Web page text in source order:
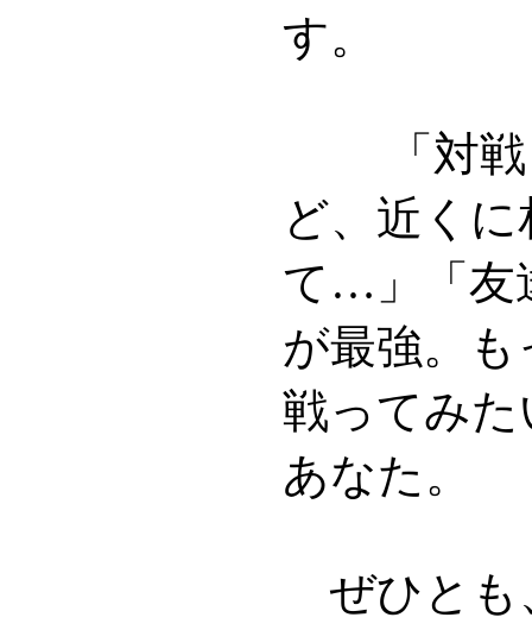
す。
「対戦
ど、近く
て…」「友
が最強。
戦ってみ
あなた。
ぜひとも